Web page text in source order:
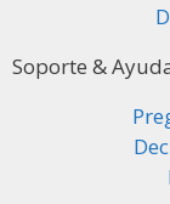
Soporte &